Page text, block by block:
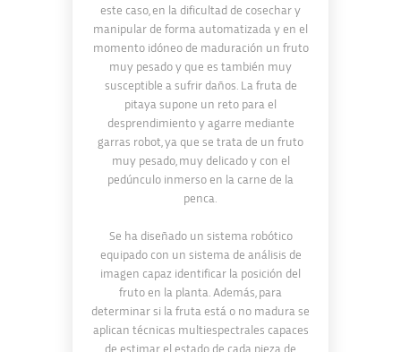
este caso, en la dificultad de cosechar y
manipular de forma automatizada y en el
momento idóneo de maduración un fruto
muy pesado y que es también muy
susceptible a sufrir daños. La fruta de
pitaya supone un reto para el
desprendimiento y agarre mediante
garras robot, ya que se trata de un fruto
muy pesado, muy delicado y con el
pedúnculo inmerso en la carne de la
penca.
Se ha diseñado un sistema robótico
equipado con un sistema de análisis de
imagen capaz identificar la posición del
fruto en la planta. Además, para
determinar si la fruta está o no madura se
aplican técnicas multiespectrales capaces
de estimar el estado de cada pieza de